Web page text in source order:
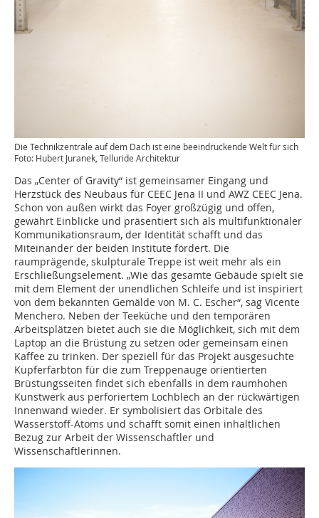
Die Technikzentrale auf dem Dach ist eine beeindruckende Welt für sich
Foto: Hubert Juranek, Telluride Architektur
Das „Center of Gravity“ ist gemeinsamer Eingang und
Herzstück des Neubaus für CEEC Jena II und AWZ CEEC Jena.
Schon von außen wirkt das Foyer großzügig und offen,
gewährt Einblicke und präsentiert sich als multifunktionaler
Kommunikationsraum, der Identität schafft und das
Miteinander der beiden Institute fördert. Die
raumprägende, skulpturale Treppe ist weit mehr als ein
Erschließungselement. „Wie das gesamte Gebäude spielt sie
mit dem Element der unendlichen Schleife und ist inspiriert
von dem bekannten Gemälde von M. C. Escher“, sag Vicente
Men­chero. Neben der Teeküche und den temporären
Arbeitsplätzen bietet auch sie die Möglichkeit, sich mit dem
Laptop an die Brüs­tung zu setzen oder gemeinsam einen
Kaffee zu trinken. Der speziell für das Projekt ausgesuchte
Kupferfarbton für die zum Treppenauge orientierten
Brüstungsseiten findet sich ebenfalls in dem raumhohen
Kunstwerk aus perforiertem Lochblech an der rückwärtigen
Innenwand wieder. Er symbolisiert das Orbitale des
Wasserstoff-Atoms und schafft somit einen inhaltlichen
Bezug zur Arbeit der Wissenschaftler und
Wissenschaftlerinnen.